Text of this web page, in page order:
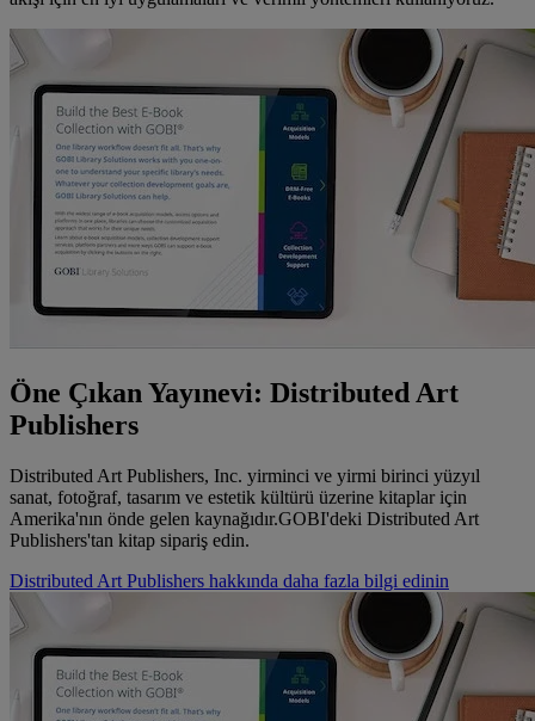
Öne Çıkan Yayınevi: Distributed Art
Publishers
Distributed Art Publishers, Inc. yirminci ve yirmi birinci yüzyıl
sanat, fotoğraf, tasarım ve estetik kültürü üzerine kitaplar için
Amerika'nın önde gelen kaynağıdır.GOBI'deki Distributed Art
Publishers'tan kitap sipariş edin.
Distributed Art Publishers hakkında daha fazla bilgi edinin